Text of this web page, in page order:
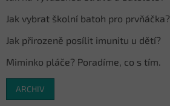
Jak vybrat školní batoh pro prvňáčka?
Jak přirozeně posílit imunitu u dětí?
Miminko pláče? Poradíme, co s tím.
ARCHIV